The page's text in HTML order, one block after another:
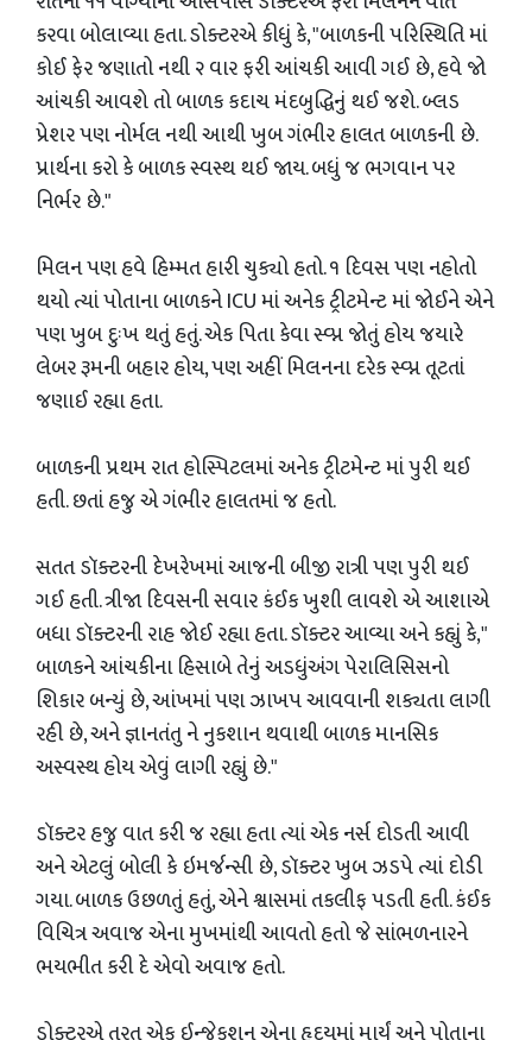
કરવા બોલાવ્યા હતા. ડોક્ટરએ કીધું કે, "બાળકની પરિસ્થિતિ માં
કોઈ ફેર જણાતો નથી ૨ વાર ફરી આંચકી આવી ગઈ છે, હવે જો
આંચકી આવશે તો બાળક કદાચ મંદબુદ્ધિનું થઈ જશે. બ્લડ
પ્રેશર પણ નોર્મલ નથી આથી ખુબ ગંભીર હાલત બાળકની છે.
પ્રાર્થના કરો કે બાળક સ્વસ્થ થઈ જાય. બધું જ ભગવાન પર
નિર્ભર છે."
મિલન પણ હવે હિમ્મત હારી ચુક્યો હતો. ૧ દિવસ પણ નહોતો
થયો ત્યાં પોતાના બાળકને ICU માં અનેક ટ્રીટમેન્ટ માં જોઈને એને
પણ ખુબ દુઃખ થતું હતું. એક પિતા કેવા સ્વ્પ્ન જોતું હોય જયારે
લેબર રૂમની બહાર હોય, પણ અહીં મિલનના દરેક સ્વ્પ્ન તૂટતાં
જણાઈ રહ્યા હતા.
બાળકની પ્રથમ રાત હોસ્પિટલમાં અનેક ટ્રીટમેન્ટ માં પુરી થઈ
હતી. છતાં હજુ એ ગંભીર હાલતમાં જ હતો.
સતત ડૉક્ટરની દેખરેખમાં આજની બીજી રાત્રી પણ પુરી થઈ
ગઈ હતી. ત્રીજા દિવસની સવાર કંઈક ખુશી લાવશે એ આશાએ
બધા ડૉક્ટરની રાહ જોઈ રહ્યા હતા. ડૉક્ટર આવ્યા અને કહ્યું કે,"
બાળકને આંચકીના હિસાબે તેનું અડધુંઅંગ પેરાલિસિસનો
શિકાર બન્યું છે, આંખમાં પણ ઝાખપ આવવાની શક્યતા લાગી
રહી છે, અને જ્ઞાનતંતુ ને નુકશાન થવાથી બાળક માનસિક
અસ્વસ્થ હોય એવું લાગી રહ્યું છે."
ડૉક્ટર હજુ વાત કરી જ રહ્યા હતા ત્યાં એક નર્સ દોડતી આવી
અને એટલું બોલી કે ઇમર્જન્સી છે, ડૉક્ટર ખુબ ઝડપે ત્યાં દોડી
ગયા. બાળક ઉછળતું હતું, એને શ્વાસમાં તકલીફ પડતી હતી. કંઈક
વિચિત્ર અવાજ એના મુખમાંથી આવતો હતો જે સાંભળનારને
ભયભીત કરી દે એવો અવાજ હતો.